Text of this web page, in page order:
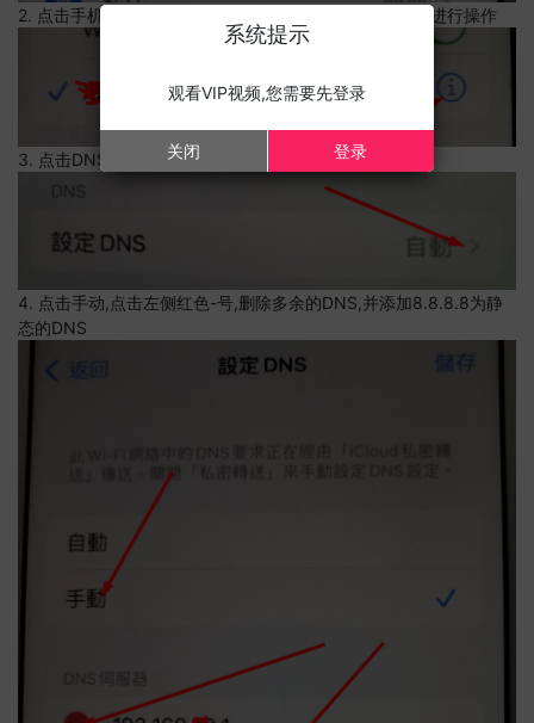
2. 点击手机的当前网络连接,上边有一个感叹号,点击可以进行操作
3. 点击DNS设置
4. 点击手动,点击左侧红色-号,删除多余的DNS,并添加8.8.8.8为静
态的DNS
系统提示
观看VIP视频,您需要先登录
关闭 登录